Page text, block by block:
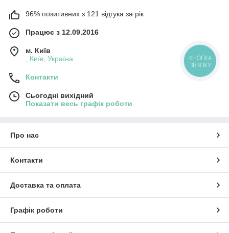
96% позитивних з 121 відгука за рік
Працює з 12.09.2016
м. Київ
, Київ, Україна
Контакти
Сьогодні вихідний
Показати весь графік роботи
Про нас
Контакти
Доставка та оплата
Графік роботи
КНОПКА
ЗВ'ЯЗКУ